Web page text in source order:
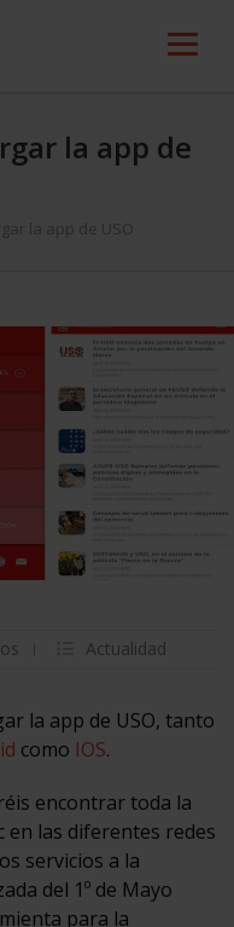
la app de
la app de USO
Actualidad
la app de USO, tanto
como IOS.
encontrar toda la
en las diferentes redes
servicios a la
del 1º de Mayo
para la